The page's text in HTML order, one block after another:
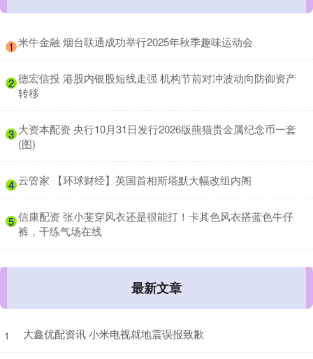
1 ​米牛金融 烟台联通成功举行2025年秋季趣味运动会
2 ​德宏信投 港股内银股短线走强 机构节前对冲波动向防御资产
转移
3 ​大资本配资 央行10月31日发行2026版熊猫贵金属纪念币一套
(图)
4 ​云管家 【环球财经】英国首相斯塔默大幅改组内阁
5 ​信康配资 张小斐穿风衣还是很能打！卡其色风衣搭蓝色牛仔
裤，干练气场在线
最新文章
1 大鑫优配资讯 小米电视就地震误报致歉